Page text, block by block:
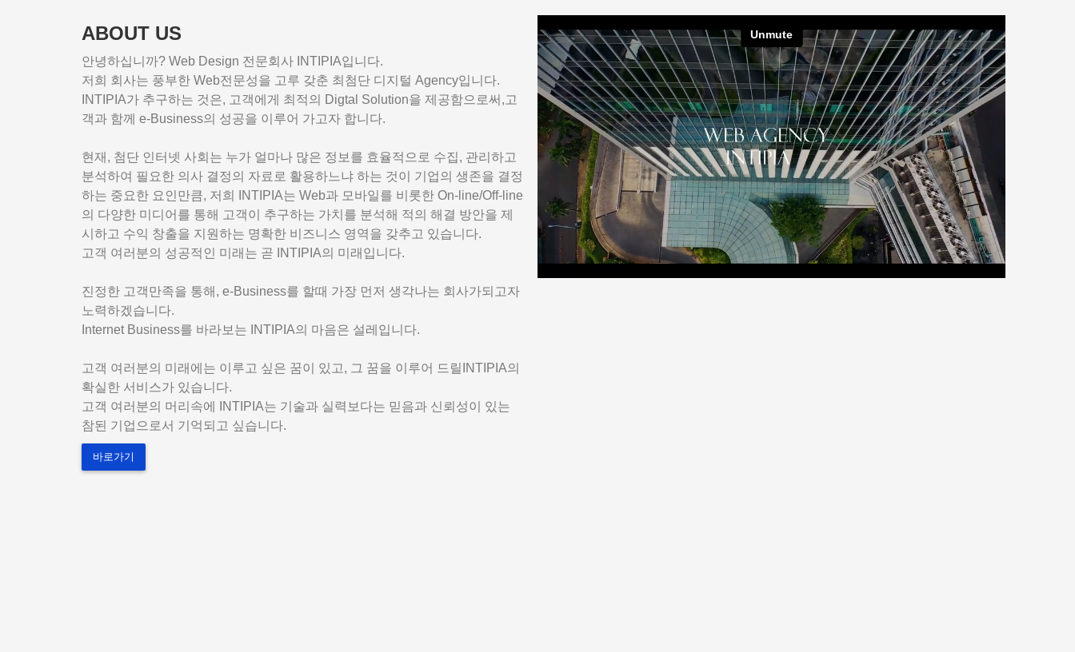
ABOUT US
안녕하십니까? Web Design 전문회사 INTIPIA입니다.
저희 회사는 풍부한 Web전문성을 고루 갖춘 최첨단 디지털 Agency입니다.
INTIPIA가 추구하는 것은, 고객에게 최적의 Digtal Solution을 제공함으로써,고
객과 함께 e-Business의 성공을 이루어 가고자 합니다.
현재, 첨단 인터넷 사회는 누가 얼마나 많은 정보를 효율적으로 수집, 관리하고
분석하여 필요한 의사 결정의 자료로 활용하느냐 하는 것이 기업의 생존을 결정
하는 중요한 요인만큼, 저희 INTIPIA는 Web과 모바일를 비롯한 On-line/Off-line
의 다양한 미디어를 통해 고객이 추구하는 가치를 분석해 적의 해결 방안을 제
시하고 수익 창출을 지원하는 명확한 비즈니스 영역을 갖추고 있습니다.
고객 여러분의 성공적인 미래는 곧 INTIPIA의 미래입니다.
진정한 고객만족을 통해, e-Business를 할때 가장 먼저 생각나는 회사가되고자
노력하겠습니다.
Internet Business를 바라보는 INTIPIA의 마음은 설레입니다.
고객 여러분의 미래에는 이루고 싶은 꿈이 있고, 그 꿈을 이루어 드릴INTIPIA의
확실한 서비스가 있습니다.
고객 여러분의 머리속에 INTIPIA는 기술과 실력보다는 믿음과 신뢰성이 있는
참된 기업으로서 기억되고 싶습니다.
바로가기